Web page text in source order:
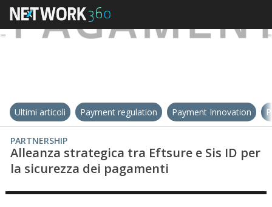
Ultimi articoli Payment regulation Payment Innovation
PARTNERSHIP
Alleanza strategica tra Eftsure e Sis ID per
la sicurezza dei pagamenti